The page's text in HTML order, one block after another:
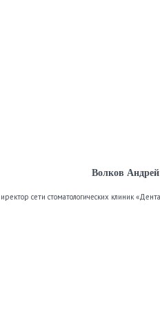
Волков
сети стоматологических клиник